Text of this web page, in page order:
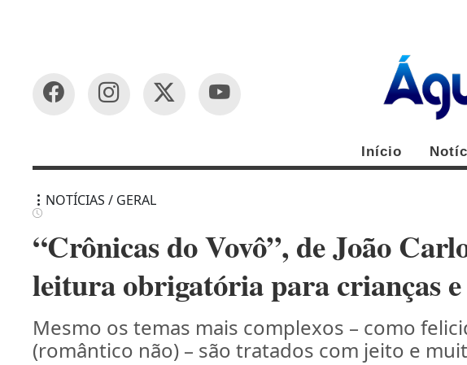
Início
NOTÍCIAS / GERAL
“Crônicas do Vovô”, de João
leitura obrigatória para crianças
Mesmo os temas mais complexos – como
(romântico não) – são tratados com jeito e